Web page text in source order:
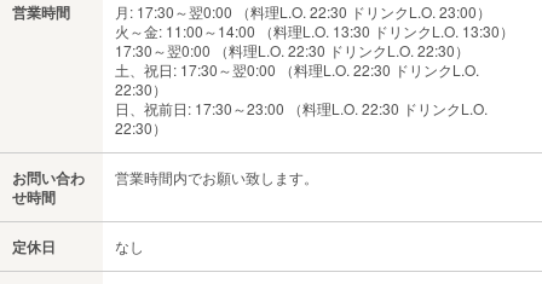
営業時間
月: 17:30～翌0:00 （料理L.O. 22:30 ドリンクL.O. 23:00）
火～金: 11:00～14:00 （料理L.O. 13:30 ドリンクL.O. 13:30）
17:30～翌0:00 （料理L.O. 22:30 ドリンクL.O. 22:30）
土、祝日: 17:30～翌0:00 （料理L.O. 22:30 ドリンクL.O.
22:30）
日、祝前日: 17:30～23:00 （料理L.O. 22:30 ドリンクL.O.
22:30）
お問い合わ
せ時間
営業時間内でお願い致します。
定休日 なし